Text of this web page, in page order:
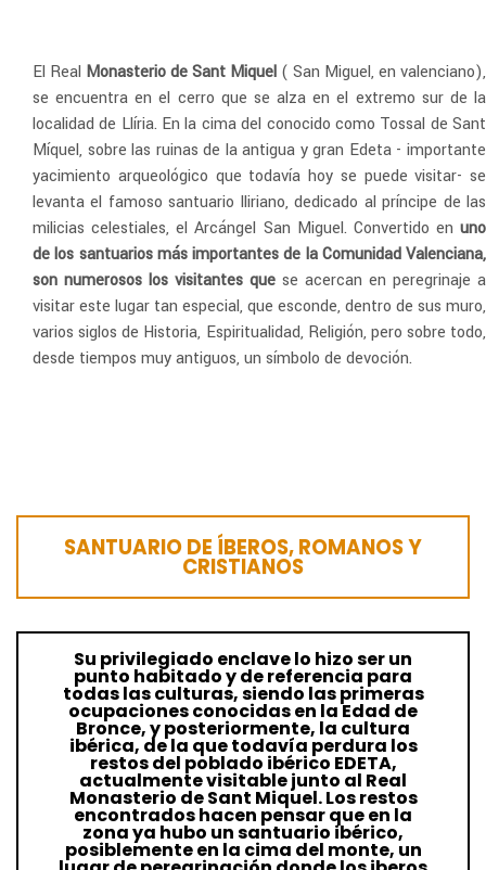
El Real Monasterio de Sant Miquel ( San Miguel, en valenciano),
se encuentra en el cerro que se alza en el extremo sur de la
localidad de Llíria. En la cima del conocido como Tossal de Sant
Míquel, sobre las ruinas de la antigua y gran Edeta - importante
yacimiento arqueológico que todavía hoy se puede visitar- se
levanta el famoso santuario lliriano, dedicado al príncipe de las
milicias celestiales, el Arcángel San Miguel. Convertido en uno
de los santuarios más importantes de la Comunidad Valenciana,
son numerosos los visitantes que se acercan en peregrinaje a
visitar este lugar tan especial, que esconde, dentro de sus muro,
varios siglos de Historia, Espiritualidad, Religión, pero sobre todo,
desde tiempos muy antiguos, un símbolo de devoción.
SANTUARIO DE ÍBEROS, ROMANOS Y
CRISTIANOS
Su privilegiado enclave lo hizo ser un
punto habitado y de referencia para
todas las culturas, siendo las primeras
ocupaciones conocidas en la Edad de
Bronce, y posteriormente, la cultura
ibérica, de la que todavía perdura los
restos del poblado ibérico EDETA,
actualmente visitable junto al Real
Monasterio de Sant Miquel. Los restos
encontrados hacen pensar que en la
zona ya hubo un santuario ibérico,
posiblemente en la cima del monte, un